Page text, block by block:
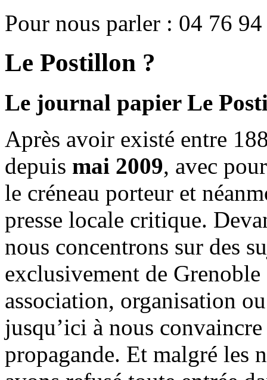
Pour nous parler : 04 76
Le Postillon ?
Le journal papier Le
Après avoir existé entre
depuis mai 2009, avec
le créneau porteur et
presse locale critique.
nous concentrons sur des
exclusivement de
association, organisation
jusqu’ici à nous
propagande. Et malgré les